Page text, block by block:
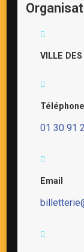
VILLE
Téléphone
01 30 91
Email